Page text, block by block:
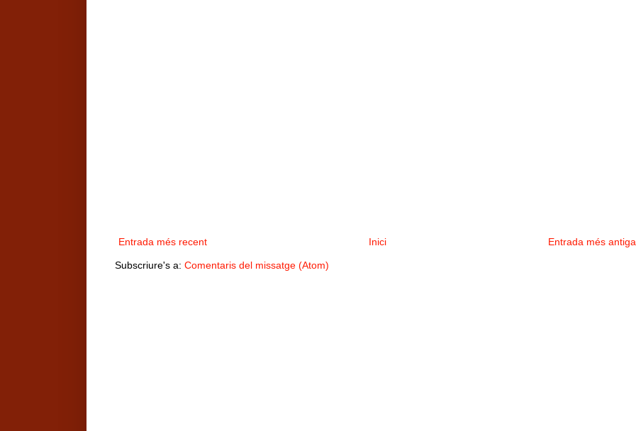
Entrada més recent Entrada més antiga
Inici
Subscriure's a: Comentaris del missatge (Atom)